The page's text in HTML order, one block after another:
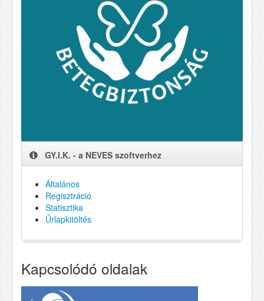
GY.I.K. - a NEVES szoftverhez
Általános
Regisztráció
Statisztika
Űrlapkitöltés
Kapcsolódó oldalak